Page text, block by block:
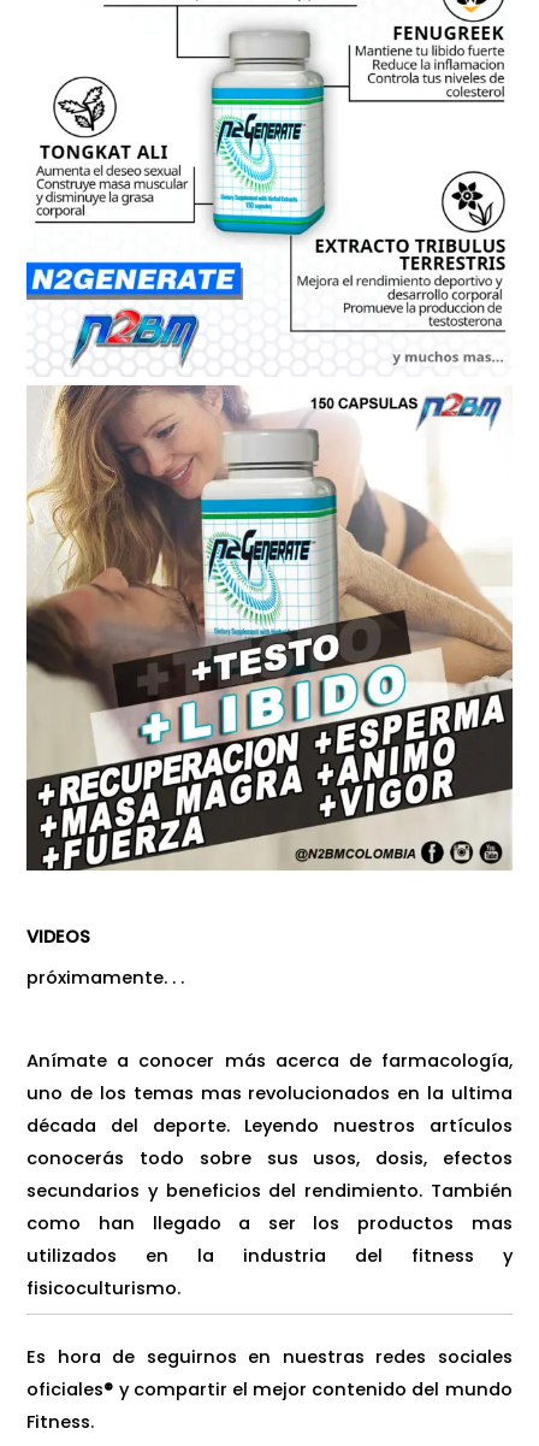
VIDEOS
próximamente. . .
Anímate a conocer más acerca de farmacología,
uno de los temas mas revolucionados en la ultima
década del deporte. Leyendo nuestros artículos
conocerás todo sobre sus usos, dosis, efectos
secundarios y beneficios del rendimiento. También
como han llegado a ser los productos mas
utilizados en la industria del fitness y
fisicoculturismo.
Es hora de seguirnos en nuestras redes sociales
oficiales® y compartir el mejor contenido del mundo
Fitness.